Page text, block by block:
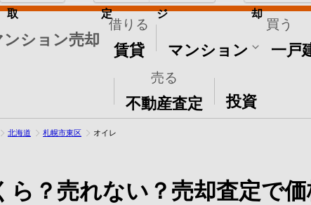
ンション売却
借りる
賃貸
買う
マンション 一戸
売る
不動産査定
その他
投資
取 定 ジ 却
北海道 札幌市東区 オイレ
？売れない？売却査定で価